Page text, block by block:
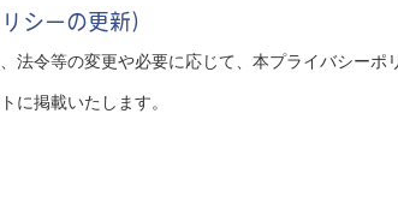
シーの更新）
法令等の変更や必要に応じて、本プライバシー
に掲載いたします。